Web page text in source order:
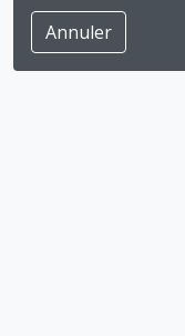
Annuler